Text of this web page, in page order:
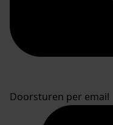
Doorsturen per email